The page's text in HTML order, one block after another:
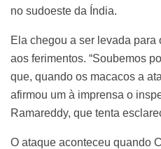
no sudoeste da Índia.
Ela chegou a ser levada
aos ferimentos. “Soubemos
que, quando os macacos a
afirmou um à imprensa o
Ramareddy, que tenta
O ataque aconteceu quando